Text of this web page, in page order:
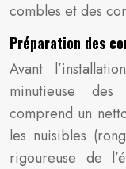
combles et des
Préparation des
Avant
minutieuse
comprend un
les nuisibles
rigoureuse de